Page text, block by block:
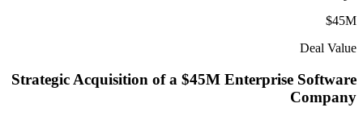
$45M
Deal Value
Strategic Acquisition of a $45M Enterprise Software
Company